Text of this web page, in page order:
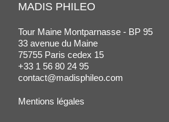
MADIS PHILEO
Tour Maine Montparnasse - BP 95
33 avenue du Maine
75755 Paris cedex 15
+33 1 56 80 24 95
contact@madisphileo.com
Mentions légales